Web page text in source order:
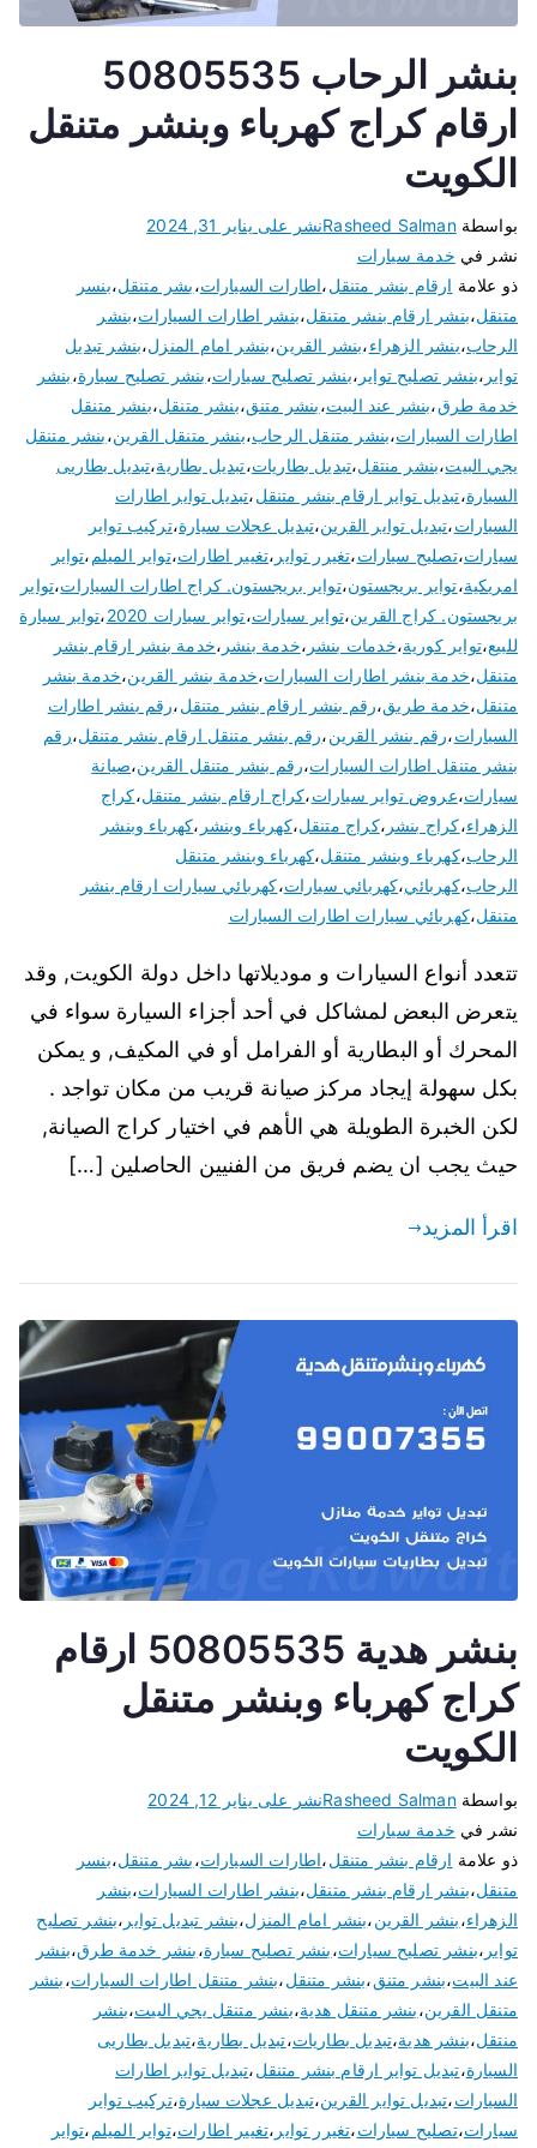
بنشر الرحاب 50805535
ارقام كراج كهرباء وبنشر متنقل
الكويت
بواسطةRasheed Salmanنشر على يناير 31, 2024
نشر في خدمة سيارات
ذو علامة ارقام بنشر متنقل،اطارات السيارات،بشر متنقل،بنسر
متنقل،بنشر ارقام بنشر متنقل،بنشر اطارات السيارات،بنشر
الرحاب،بنشر الزهراء،بنشر القرين،بنشر امام المنزل،بنشر تبديل
تواير ،بنشر تصليح تواير ،بنشر تصليح سيارات،بنشر تصليح سيارة،بنشر
خدمة طرق،بنشر عند البيت،بنشر متنق،بنشر متنقل،بنشر متنقل
اطارات السيارات،بنشر متنقل الرحاب،بنشر متنقل القرين،بنشر متنقل
يجي البيت،بنشر منتقل،تبديل بطاريات،تبديل بطارية،تبديل بطاريى
السيارة،تبديل تواير ارقام بنشر متنقل،تبديل تواير اطارات
السيارات،تبديل تواير القرين،تبديل عجلات سيارة،تركيب تواير
سيارات،تصليح سيارات،تغيرر تواير ،تغيير اطارات،تواير الميلم،تواير
امريكية،تواير بريجستون،تواير بريجستون. كراج اطارات السيارات،تواير
بريجستون. كراج القرين،تواير سيارات،تواير سيارات 2020 ،تواير سيارة
للبيع،تواير كورية،خدمات بنشر ،خدمة بنشر ،خدمة بنشر ارقام بنشر
متنقل،خدمة بنشر اطارات السيارات،خدمة بنشر القرين،خدمة بنشر
متنقل،خدمة طريق،رقم بنشر ارقام بنشر متنقل،رقم بنشر اطارات
السيارات،رقم بنشر القرين،رقم بنشر متنقل ارقام بنشر متنقل،رقم
بنشر متنقل اطارات السيارات،رقم بنشر متنقل القرين،صيانة
سيارات،عروض تواير سيارات،كراج ارقام بنشر متنقل،كراج
الزهراء،كراج بنشر ،كراج متنقل،كهرباء وبنشر ،كهرباء وبنشر
الرحاب،كهرباء وبنشر متنقل،كهرباء وبنشر متنقل
الرحاب،كهربائي،كهربائي سيارات،كهربائي سيارات ارقام بنشر
متنقل،كهربائي سيارات اطارات السيارات
تتعدد أنواع السيارات و موديلاتها داخل دولة الكويت, وقد
يتعرض البعض لمشاكل في أحد أجزاء السيارة سواء في
المحرك أو البطارية أو الفرامل أو في المكيف, و يمكن
بكل سهولة إيجاد مركز صيانة قريب من مكان تواجد .
لكن الخبرة الطويلة هي الأهم في اختيار كراج الصيانة,
حيث يجب ان يضم فريق من الفنيين الحاصلين […]
اقرأ المزيد
بنشر هدية 50805535 ارقام
كراج كهرباء وبنشر متنقل
الكويت
بواسطةRasheed Salmanنشر على يناير 12, 2024
نشر في خدمة سيارات
ذو علامة ارقام بنشر متنقل،اطارات السيارات،بشر متنقل،بنسر
متنقل،بنشر ارقام بنشر متنقل،بنشر اطارات السيارات،بنشر
الزهراء،بنشر القرين،بنشر امام المنزل،بنشر تبديل تواير ،بنشر تصليح
تواير ،بنشر تصليح سيارات،بنشر تصليح سيارة،بنشر خدمة طرق،بنشر
عند البيت،بنشر متنق،بنشر متنقل،بنشر متنقل اطارات السيارات،بنشر
متنقل القرين،بنشر متنقل هدية،بنشر متنقل يجي البيت،بنشر
منتقل،بنشر هدية،تبديل بطاريات،تبديل بطارية،تبديل بطاريى
السيارة،تبديل تواير ارقام بنشر متنقل،تبديل تواير اطارات
السيارات،تبديل تواير القرين،تبديل عجلات سيارة،تركيب تواير
سيارات،تصليح سيارات،تغيرر تواير ،تغيير اطارات،تواير الميلم ،تواير